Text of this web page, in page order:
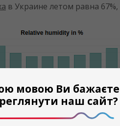
в Украине летом равна
мовою Ви бажаєте
наш сайт?